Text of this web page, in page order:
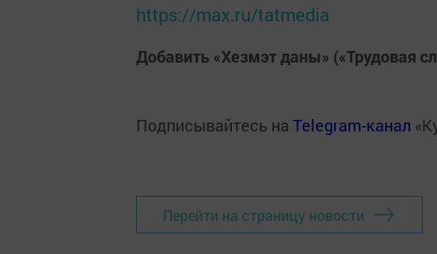
https://max.ru/tatmedia
Добавить «Хезмэт даны» («Трудовая
Подписывайтесь на Telegram-канал
Перейти на страницу новости